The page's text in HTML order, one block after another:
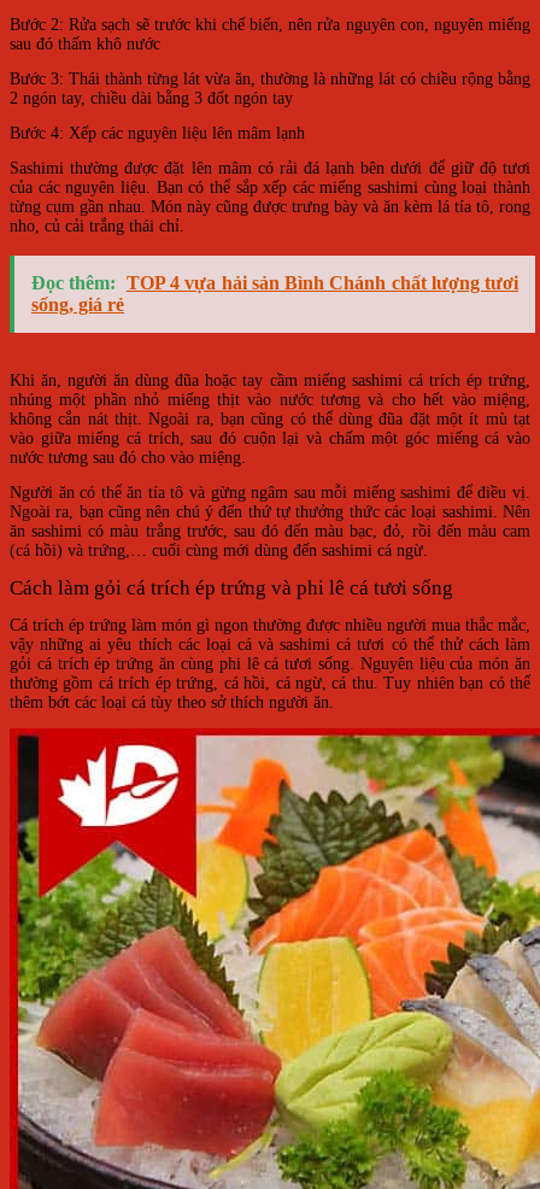
Bước 2: Rửa sạch sẽ trước khi chế biến, nên rửa nguyên con, nguyên miếng
sau đó thấm khô nước
Bước 3: Thái thành từng lát vừa ăn, thường là những lát có chiều rộng bằng
2 ngón tay, chiều dài bằng 3 đốt ngón tay
Bước 4: Xếp các nguyên liệu lên mâm lạnh
Sashimi thường được đặt lên mâm có rải đá lạnh bên dưới để giữ độ tươi
của các nguyên liệu. Bạn có thể sắp xếp các miếng sashimi cùng loại thành
từng cụm gần nhau. Món này cũng được trưng bày và ăn kèm lá tía tô, rong
nho, củ cải trắng thái chỉ.
Đọc thêm: TOP 4 vựa hải sản Bình Chánh chất lượng tươi
sống, giá rẻ
Khi ăn, người ăn dùng đũa hoặc tay cầm miếng sashimi cá trích ép trứng,
nhúng một phần nhỏ miếng thịt vào nước tương và cho hết vào miệng,
không cắn nát thịt. Ngoài ra, bạn cũng có thể dùng đũa đặt một ít mù tạt
vào giữa miếng cá trích, sau đó cuộn lại và chấm một góc miếng cá vào
nước tương sau đó cho vào miệng.
Người ăn có thể ăn tía tô và gừng ngâm sau mỗi miếng sashimi để điều vị.
Ngoài ra, bạn cũng nên chú ý đến thứ tự thưởng thức các loại sashimi. Nên
ăn sashimi có màu trắng trước, sau đó đến màu bạc, đỏ, rồi đến màu cam
(cá hồi) và trứng,… cuối cùng mới dùng đến sashimi cá ngừ.
Cách làm gỏi cá trích ép trứng và phi lê cá tươi sống
Cá trích ép trứng làm món gì ngon thường được nhiều người mua thắc mắc,
vậy những ai yêu thích các loại cá và sashimi cá tươi có thể thử cách làm
gỏi cá trích ép trứng ăn cùng phi lê cá tươi sống. Nguyên liệu của món ăn
thường gồm cá trích ép trứng, cá hồi, cá ngừ, cá thu. Tuy nhiên bạn có thể
thêm bớt các loại cá tùy theo sở thích người ăn.